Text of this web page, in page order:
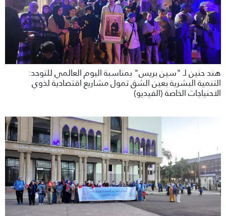
هند حنين لـ "سين بريس" بمناسبة اليوم العالمي للتوحد:
التنمية البشرية بعين الشق تمول مشاريع اقتصادية لذوي
الاحنياجات الخاصة (الفيديو)